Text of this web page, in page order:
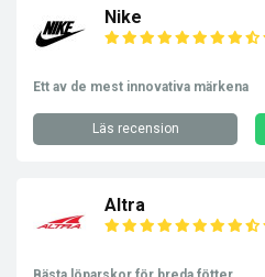
Nike
Ett av de mest innovativa märkena
Läs recension
Altra